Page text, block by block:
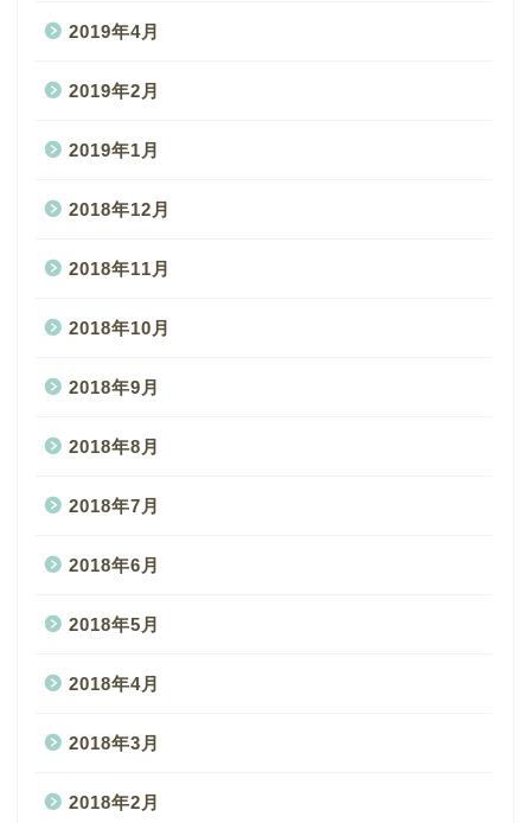
2019年4月
2019年2月
2019年1月
2018年12月
2018年11月
2018年10月
2018年9月
2018年8月
2018年7月
2018年6月
2018年5月
2018年4月
2018年3月
2018年2月